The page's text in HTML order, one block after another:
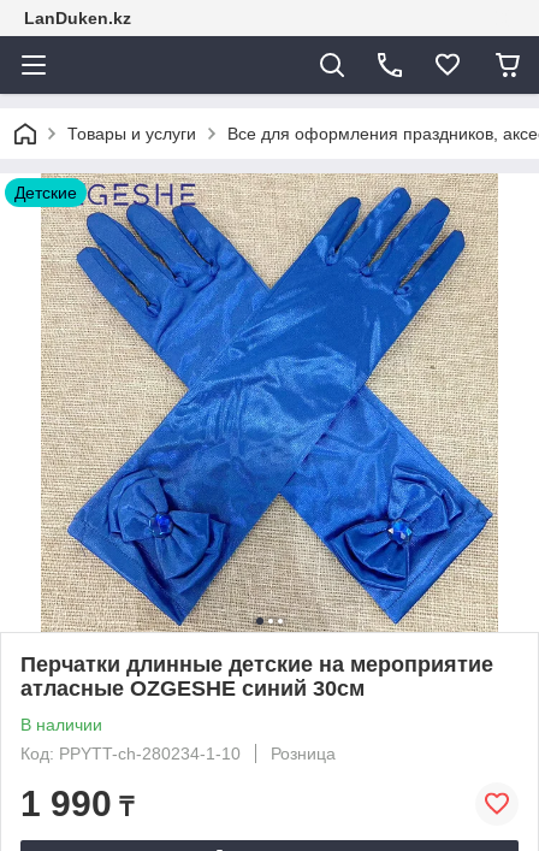
LanDuken.kz
Товары и услуги Все для оформления праздников,
Детские
Перчатки длинные детские на мероприятие
атласные OZGESHE синий 30см
В наличии
Код: PPYTT-ch-280234-1-10
Розница
1 990 ₸